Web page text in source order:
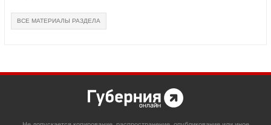
ВСЕ МАТЕРИАЛЫ РАЗДЕЛА